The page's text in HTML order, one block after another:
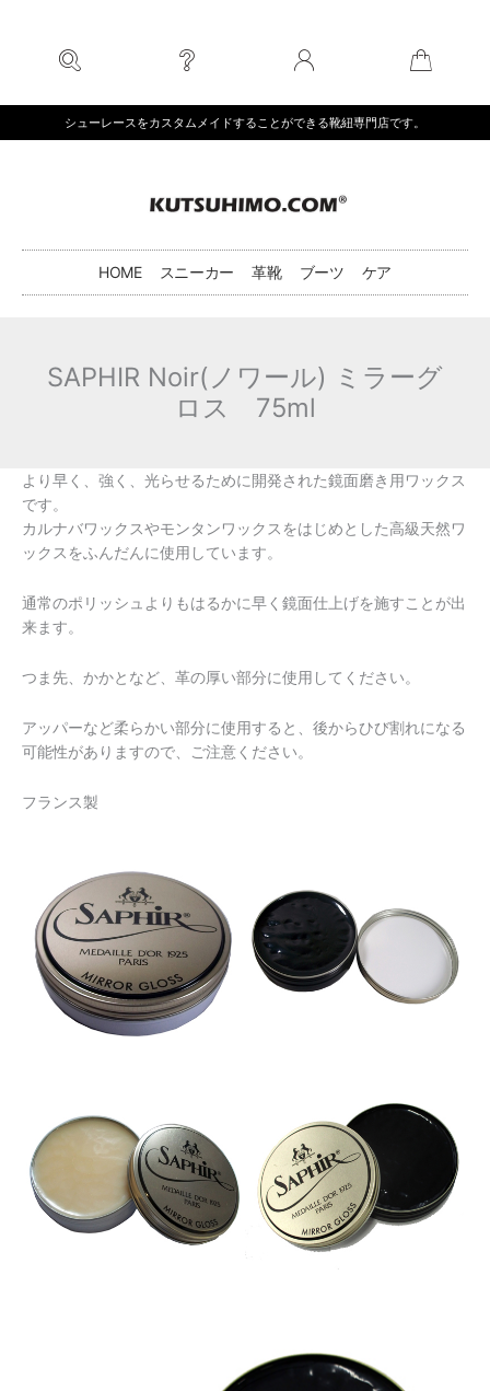
キ
シューレースをカスタムメイドすることができる靴紐専門店です。
HOME スニーカー 革靴 ブーツ ケア
SAPHIR Noir(ノワール) ミラーグ
ロス 75ml
より早く、強く、光らせるために開発された鏡面磨き用ワックス
です。
カルナバワックスやモンタンワックスをはじめとした高級天然ワ
ックスをふんだんに使用しています。
通常のポリッシュよりもはるかに早く鏡面仕上げを施すことが出
来ます。
つま先、かかとなど、革の厚い部分に使用してください。
アッパーなど柔らかい部分に使用すると、後からひび割れになる
可能性がありますので、ご注意ください。
フランス製